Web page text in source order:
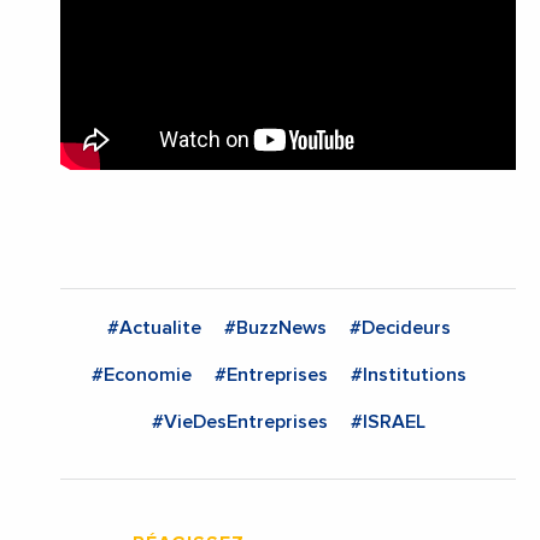
#Actualite #BuzzNews #Decideurs
#Economie #Entreprises #Institutions
#VieDesEntreprises #ISRAEL